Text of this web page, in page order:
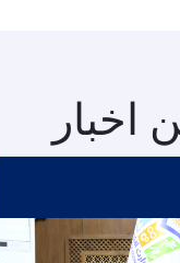
اخبار